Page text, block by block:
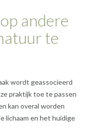
andere
te
wordt geassocieerd
praktijk toe te passen
kan overal worden
lichaam en het huidige